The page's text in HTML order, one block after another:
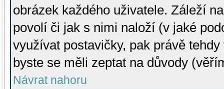
obrázek každého uživatele. Záleží
povolí či jak s nimi naloží (v jaké
využívat postavičky, pak právě
byste se měli zeptat na důvody
Návrat nahoru